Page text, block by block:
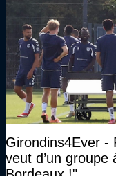
Girondins4Ever -
veut d’un